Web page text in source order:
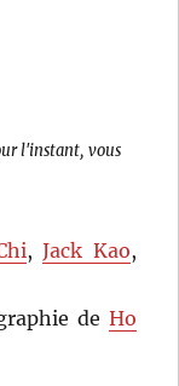
l'instant, vous
,Jack Kao,
de Ho